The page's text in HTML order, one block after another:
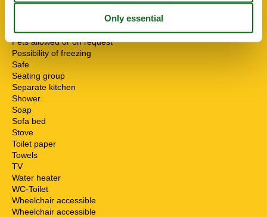
Mikrowelle
Non-smokers
Pets allowed or on request
Possibility of freezing
Safe
Seating group
Separate kitchen
Shower
Soap
Sofa bed
Stove
Toilet paper
Towels
TV
Water heater
WC-Toilet
Wheelchair accessible
Wheelchair accessible